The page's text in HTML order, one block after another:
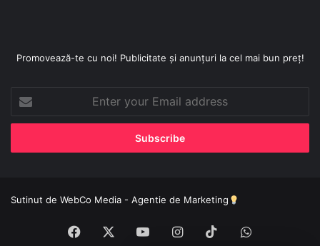
Promovează-te cu noi! Publicitate și anunțuri la cel mai bun preț!
Enter
your
Email
Sutinut de WebCo Media - Agentie de Marketing
Facebook YouTubeInstagram
TikTokWhatsApp